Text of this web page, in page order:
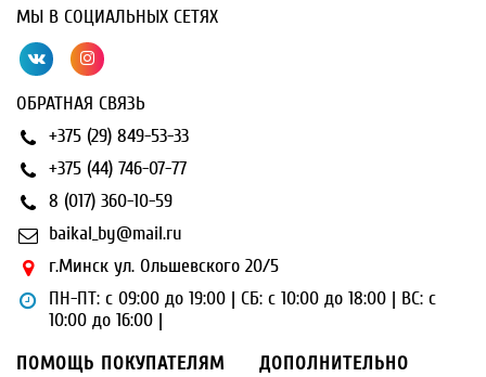
МЫ В СОЦИАЛЬНЫХ СЕТЯХ
ОБРАТНАЯ СВЯЗЬ
+375 (29) 849-53-33
+375 (44) 746-07-77
8 (017) 360-10-59
baikal_by@mail.ru
г.Минск ул. Ольшевского 20/5
ПН-ПТ: с 09:00 до 19:00 | СБ: с 10:00 до 18:00 | ВС: с
10:00 до 16:00 |
ПОМОЩЬ ПОКУПАТЕЛЯМ
ДОПОЛНИТЕЛЬНО